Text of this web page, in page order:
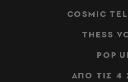
COSMIC
THESS
POP
ΑΠΟ ΤΙΣ 4